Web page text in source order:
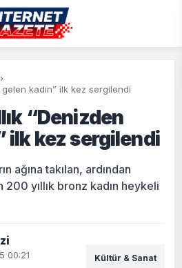
›
gelen kadın” ilk kez sergilendi
“Denizden
ilk kez sergilendi
ağına takılan, ardından
200 yıllık bronz kadın heykeli
00:21 Kültür & Sanat